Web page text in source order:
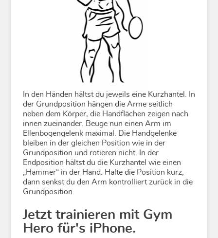
In den Händen hältst du jeweils eine Kurzhantel. In
der Grundposition hängen die Arme seitlich
neben dem Körper, die Handflächen zeigen nach
innen zueinander. Beuge nun einen Arm im
Ellenbogengelenk maximal. Die Handgelenke
bleiben in der gleichen Position wie in der
Grundposition und rotieren nicht. In der
Endposition hältst du die Kurzhantel wie einen
„Hammer“ in der Hand. Halte die Position kurz,
dann senkst du den Arm kontrolliert zurück in die
Grundposition.
Jetzt trainieren mit Gym
Hero für's iPhone.